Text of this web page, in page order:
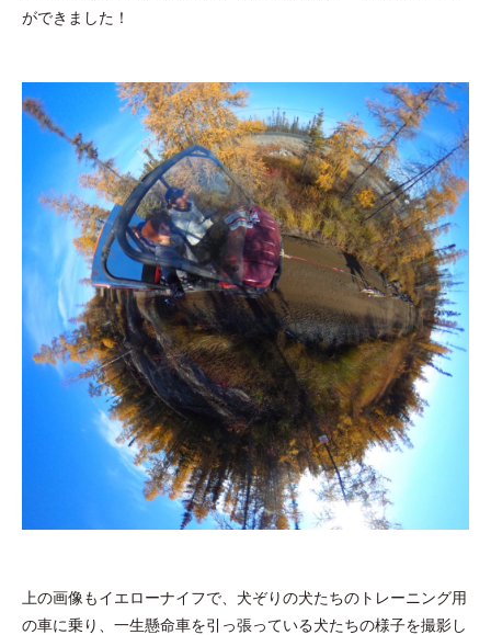
ができました！
上の画像もイエローナイフで、犬ぞりの犬たちのトレーニング用
の車に乗り、一生懸命車を引っ張っている犬たちの様子を撮影し